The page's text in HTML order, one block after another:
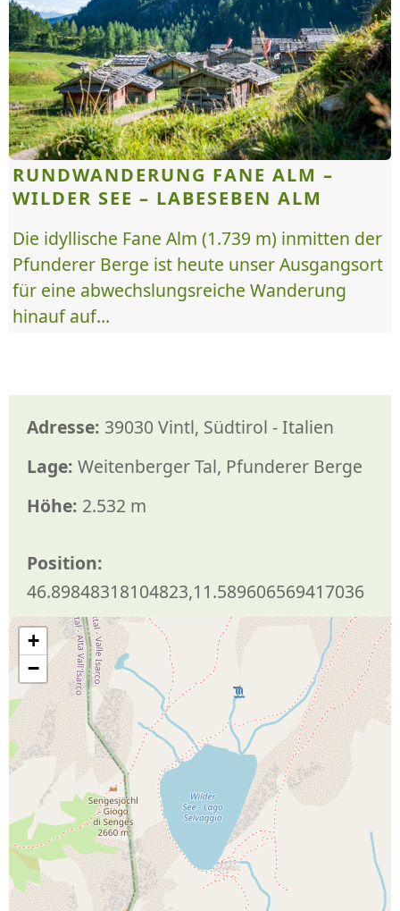
Adresse: 39030 Vintl, Südtirol - Italien
Lage: Weitenberger Tal, Pfunderer Berge
Höhe: 2.532 m
Position:
46.89848318104823,11.589606569417036
+
−
RUNDWANDERUNG FANE ALM –
WILDER SEE – LABESEBEN ALM
Die idyllische Fane Alm (1.739 m) inmitten der
Pfunderer Berge ist heute unser Ausgangsort
für eine abwechslungsreiche Wanderung
hinauf auf...